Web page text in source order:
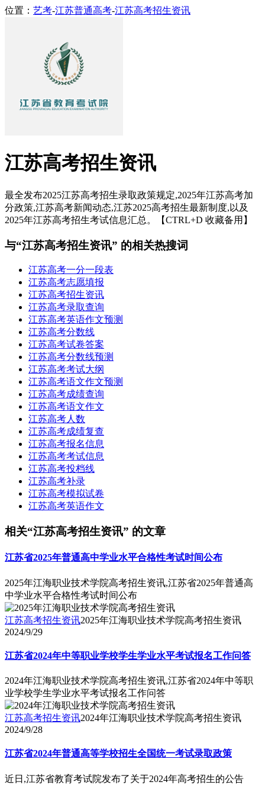
位置： 艺考-江苏普通高考-江苏高考招生资讯
江苏高考招生资讯
最全发布2025江苏高考招生录取政策规定,2025年江苏高考加
分政策,江苏高考新闻动态,江苏2025高考招生最新制度,以及
2025年江苏高考招生考试信息汇总。【CTRL+D 收藏备用】
与“江苏高考招生资讯” 的相关热搜词
江苏高考一分一段表
江苏高考志愿填报
江苏高考招生资讯
江苏高考录取查询
江苏高考英语作文预测
江苏高考分数线
江苏高考试卷答案
江苏高考分数线预测
江苏高考考试大纲
江苏高考语文作文预测
江苏高考成绩查询
江苏高考语文作文
江苏高考人数
江苏高考成绩复查
江苏高考报名信息
江苏高考考试信息
江苏高考投档线
江苏高考补录
江苏高考模拟试卷
江苏高考英语作文
相关“江苏高考招生资讯” 的文章
江苏省2025年普通高中学业水平合格性考试时间公布
2025年江海职业技术学院高考招生资讯,江苏省2025年普通高
中学业水平合格性考试时间公布
江苏高考招生资讯2025年江海职业技术学院高考招生资讯
2024/9/29
江苏省2024年中等职业学校学生学业水平考试报名工作问答
2024年江海职业技术学院高考招生资讯,江苏省2024年中等职
业学校学生学业水平考试报名工作问答
江苏高考招生资讯2024年江海职业技术学院高考招生资讯
2024/9/28
江苏省2024年普通高等学校招生全国统一考试录取政策
近日,江苏省教育考试院发布了关于2024年高考招生的公告